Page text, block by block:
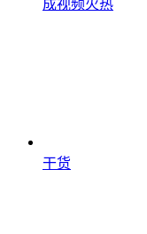
成视频火热
干货